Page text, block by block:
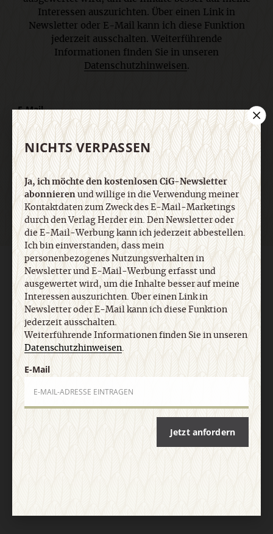
Interessen auszurichten. Über einen Link in
Newsletter oder E-Mail kann ich diese Funktion
jederzeit ausschalten. Weiterführende
Informationen finden Sie in unseren
Datenschutzhinweisen.
E-Mail
Jetzt anmelden
AGB und Widerrufsbelehrung Datenschutz
Barrierefreiheit
Impressum
Vertrag widerrufen
NICHTS VERPASSEN
Ja, ich möchte den kostenlosen CiG-Newsletter
abonnierenund willige in die Verwendung meiner
Kontaktdaten zum Zweck des E-Mail-Marketings
durch den Verlag Herder ein. Den Newsletter oder
die E-Mail-Werbung kann ich jederzeit abbestellen.
Ich bin einverstanden, dass mein
personenbezogenes Nutzungsverhalten in
Newsletter und E-Mail-Werbung erfasst und
ausgewertet wird, um die Inhalte besser auf meine
Interessen auszurichten. Über einen Link in
Newsletter oder E-Mail kann ich diese Funktion
jederzeit ausschalten.
Weiterführende Informationen finden Sie in unseren
Datenschutzhinweisen.
E-Mail
Jetzt anfordern